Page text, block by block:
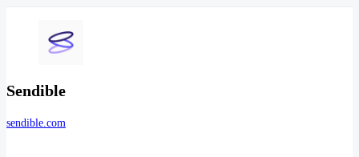
Sendible
sendible.com